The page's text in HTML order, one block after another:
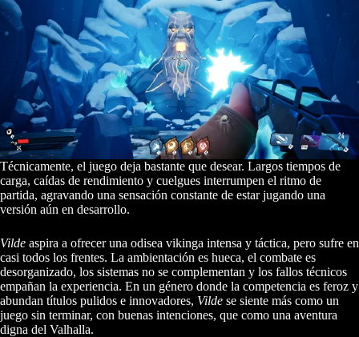
Técnicamente, el juego deja bastante que desear. Largos tiempos de
carga, caídas de rendimiento y cuelgues interrumpen el ritmo de
partida, agravando una sensación constante de estar jugando una
versión aún en desarrollo.
Vilde aspira a ofrecer una odisea vikinga intensa y táctica, pero sufre en
casi todos los frentes. La ambientación es hueca, el combate es
desorganizado, los sistemas no se complementan y los fallos técnicos
empañan la experiencia. En un género donde la competencia es feroz y
abundan títulos pulidos e innovadores, Vilde se siente más como un
juego sin terminar, con buenas intenciones, que como una aventura
digna del Valhalla.